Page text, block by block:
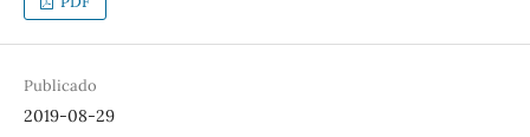
Publicado
2019-08-29